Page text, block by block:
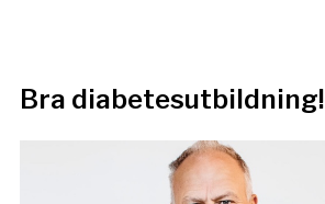
Bra diabetesutbildning!